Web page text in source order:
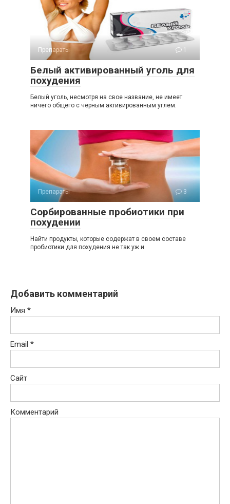
Препараты 1
Белый активированный уголь для
похудения
Белый уголь, несмотря на свое название, не имеет
ничего общего с черным активированным углем.
Препараты 3
Сорбированные пробиотики при
похудении
Найти продукты, которые содержат в своем составе
пробиотики для похудения не так уж и
Добавить комментарий
Имя *
Email *
Сайт
Комментарий